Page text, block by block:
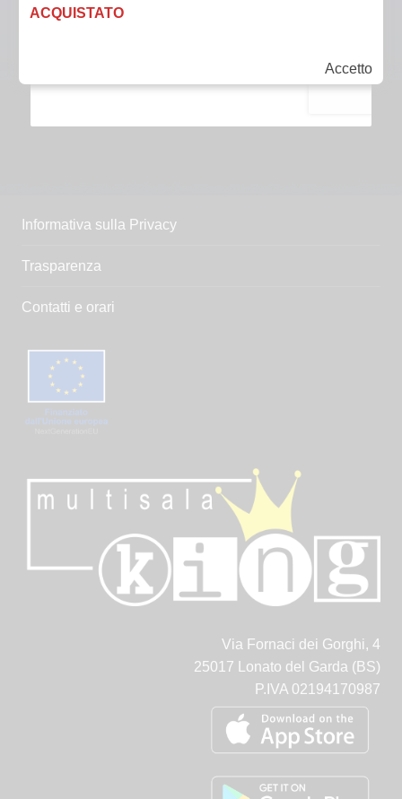
Informativa sulla Privacy
Trasparenza
Contatti e orari
Via Fornaci dei Gorghi, 4
25017 Lonato del Garda (BS)
P.IVA 02194170987
Accetto
ACQUISTATO